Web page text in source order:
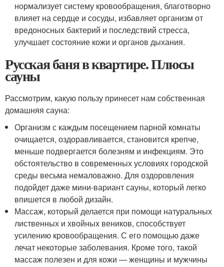
нормализует систему кровообращения, благотворно
влияет на сердце и сосуды, избавляет организм от
вредоносных бактерий и последствий стресса,
улучшает состояние кожи и органов дыхания.
Русская баня в квартире. Плюсы
сауны
Рассмотрим, какую пользу принесет нам собственная
домашняя сауна:
Организм с каждым посещением парной комнаты
очищается, оздоравливается, становится крепче,
меньше подвергается болезням и инфекциям. Это
обстоятельство в современных условиях городской
среды весьма немаловажно. Для оздоровления
подойдет даже мини-вариант сауны, который легко
впишется в любой дизайн.
Массаж, который делается при помощи натуральных
лиственных и хвойных веников, способствует
усилению кровообращения. С его помощью даже
лечат некоторые заболевания. Кроме того, такой
массаж полезен и для кожи — женщины и мужчины